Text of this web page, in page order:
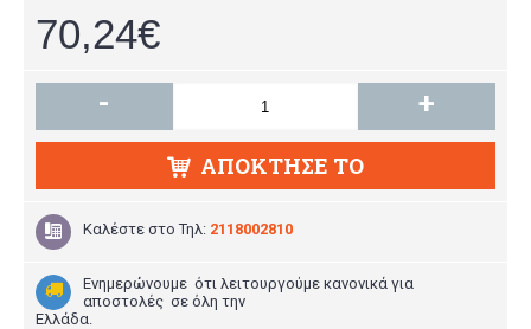
70,24€
- +
ΑΠΌΚΤΗΣΕ ΤΟ
Καλέστε στοΤηλ: 2118002810
Ενημερώνουμε ότι λειτουργούμε κανονικά για
αποστολές σε όλη την
Ελλάδα.